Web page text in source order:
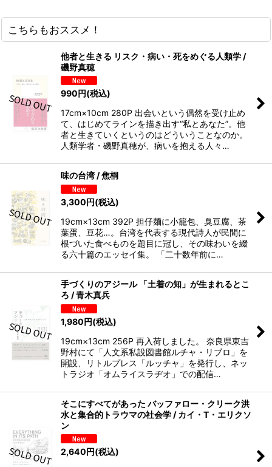
こちらもおススメ！
他者と生きる リスク・病い・死をめぐる人類学 /
磯野真穂
990円(税込)
17cm×10cm 280P 出会いという偶然を受け止め
て、はじめてラインを描き出す“私とあなた”。他
者と生きていくというのはどういうことなのか。
人類学者・磯野真穂が、病いを抱える人々…
味の台湾 / 焦桐
3,300円(税込)
19cm×13cm 392P 担仔麺に小籠包、臭豆腐、茶
葉蛋、豆花…。台湾を代表する現代詩人が民間に
根づいた食べものを題目に冠し、その味わいを綴
る六十篇のエッセイ集。 「二十数年前に…
手づくりのアジール 「土着の知」が生まれるとこ
ろ / 青木真兵
1,980円(税込)
19cm×13cm 256P 再入荷しました。 奈良県東吉
野村にて「人文系私設図書館ルチャ・リブロ」を
開設、リトルプレス「ルッチャ」を発行し、ネッ
トラジオ「オムライスラヂオ」での配信…
そこにすべてがあった バッファロー・クリーク洪
水と集合的トラウマの社会学 / カイ・T・エリクソ
ン
2,640円(税込)